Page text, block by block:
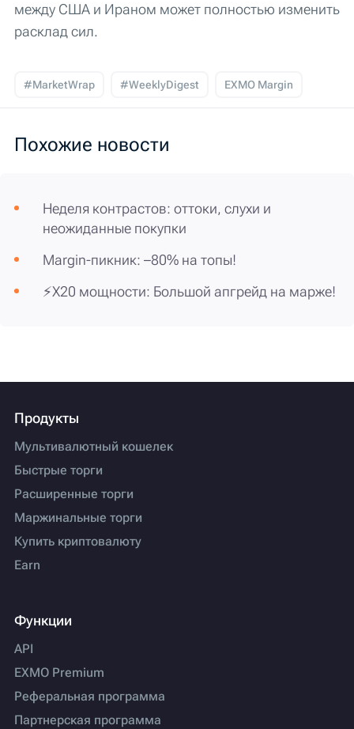
между США и Ираном может полностью изменить
расклад сил.
#MarketWrap #WeeklyDigest EXMO Margin
Похожие новости
Неделя контрастов: оттоки, слухи и
неожиданные покупки
Margin-пикник: –80% на топы!
⚡️X20 мощности: Большой апгрейд на марже!
Продукты
Мультивалютный кошелек
Быстрые торги
Расширенные торги
Маржинальные торги
Купить криптовалюту
Earn
Функции
API
EXMO Premium
Реферальная программа
Партнерская программа